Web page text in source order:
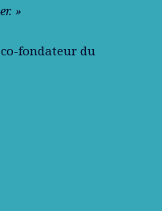
»
fondateur du